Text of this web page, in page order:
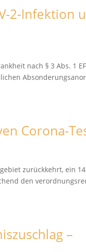
2-Infektion
nach § 3 Abs. 1
Corona-
zurückkehrt, ein
den
–